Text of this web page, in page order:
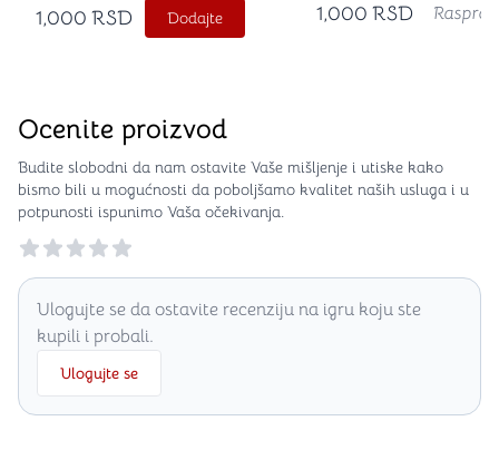
1,000 RSD Dodajte 1,000 RSD
Ocenite proizvod
Budite slobodni da nam ostavite Vaše mišljenje i utiske kako
bismo bili u mogućnosti da poboljšamo kvalitet naših usluga i u
potpunosti ispunimo Vaša očekivanja.
Reviews
Ulogujte se da ostavite recenziju na igru koju ste
kupili i probali.
Ulogujte se